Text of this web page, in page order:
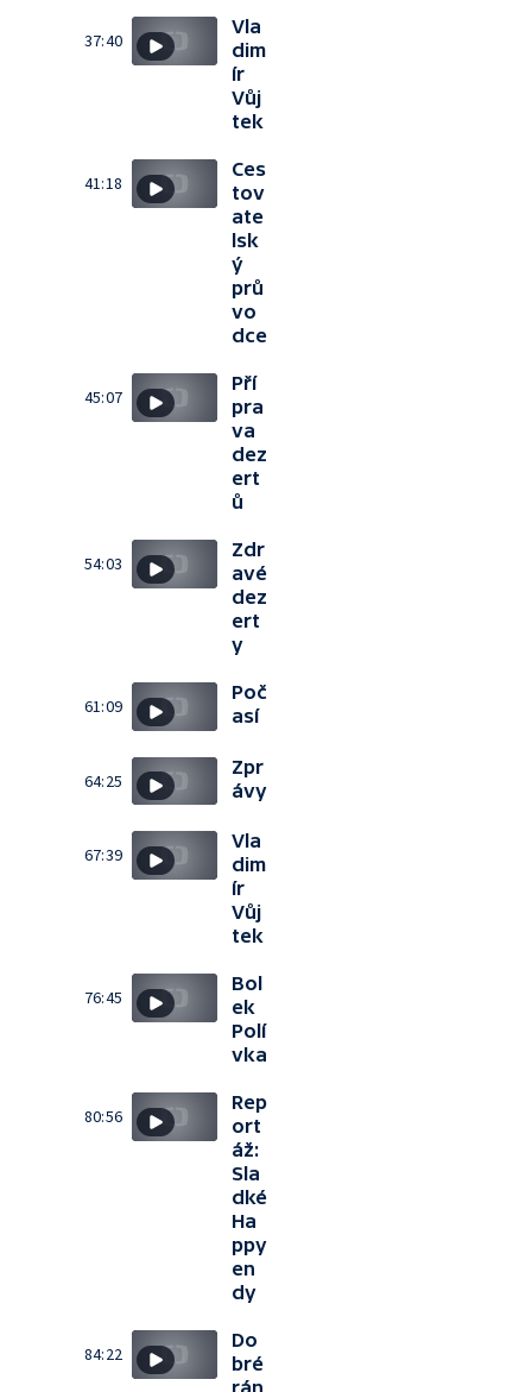
37:40
Vla
dim
ír
Vůj
tek
41:18
Ces
tov
ate
lsk
ý
prů
vo
dce
45:07
Pří
pra
va
dez
ert
ů
54:03
Zdr
avé
dez
ert
y
61:09
Poč
así
64:25
Zpr
ávy
67:39
Vla
dim
ír
Vůj
tek
76:45
Bol
ek
Polí
vka
80:56
Rep
ort
áž:
Sla
dké
Ha
ppy
en
dy
84:22
Do
bré
rán